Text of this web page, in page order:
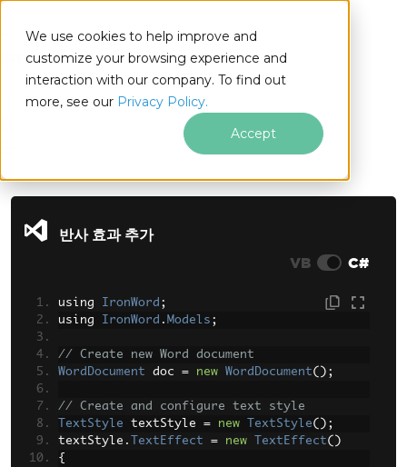
We use cookies to help improve and
customize your browsing experience and
interaction with our company. To find out
more, see our Privacy Policy.
Accept
.NET
반사 효과 추가
VB
C#
using IronWord ;
using IronWord . Models ;
// Create new Word document
WordDocument doc = new WordDocument();
// Create and configure text style
TextStyle textStyle = new TextStyle();
textStyle . TextEffect = new TextEffect()
{